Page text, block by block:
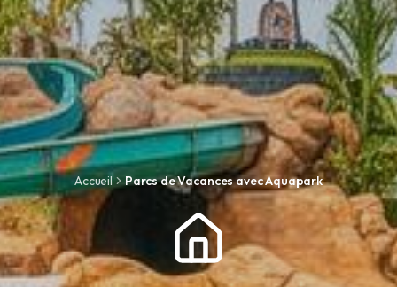
Accueil Parcs de Vacances avec Aquapark